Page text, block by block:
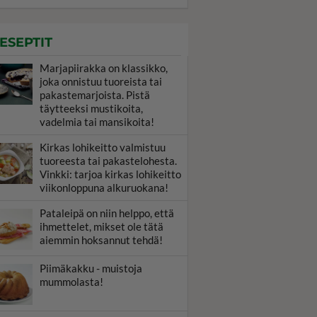
Marjapiirakka on klassikko,
joka onnistuu tuoreista tai
pakastemarjoista. Pistä
täytteeksi mustikoita,
vadelmia tai mansikoita!
Kirkas lohikeitto valmistuu
tuoreesta tai pakastelohesta.
Vinkki: tarjoa kirkas lohikeitto
viikonloppuna alkuruokana!
Pataleipä on niin helppo, että
ihmettelet, mikset ole tätä
aiemmin hoksannut tehdä!
Piimäkakku - muistoja
mummolasta!